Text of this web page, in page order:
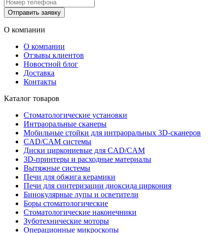
Отправить заявку
О компании
О компании
Отзывы клиентов
Новостной блог
Доставка
Контакты
Каталог товаров
Стоматологические установки
Интраоральные сканеры
Мобильные стойки для интраоральных 3D-сканеров
CAD/CAM системы
Диски циркониевые для CAD/CAM
3D-принтеры и расходные материалы
Вытяжные системы
Печи для обжига керамики
Печи для синтеризации диоксида циркония
Бинокулярные лупы и осветители
Боры стоматологические
Стоматологические наконечники
Зуботехнические моторы
Операционные микроскопы